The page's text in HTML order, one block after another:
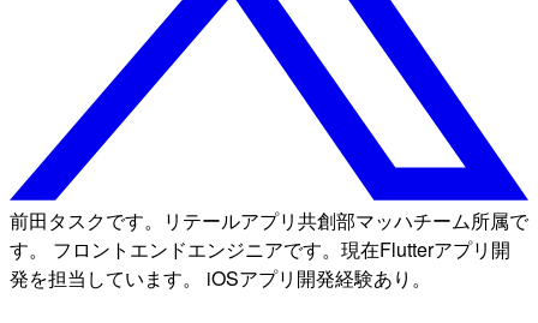
前田タスクです。リテールアプリ共創部マッハチーム所属で
す。 フロントエンドエンジニアです。現在Flutterアプリ開
発を担当しています。 iOSアプリ開発経験あり。